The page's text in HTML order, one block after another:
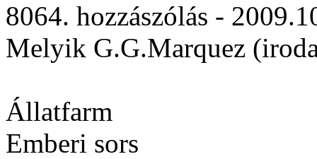
8064. hozzászólás -
Melyik G.G.Marquez
Állatfarm
Emberi sors